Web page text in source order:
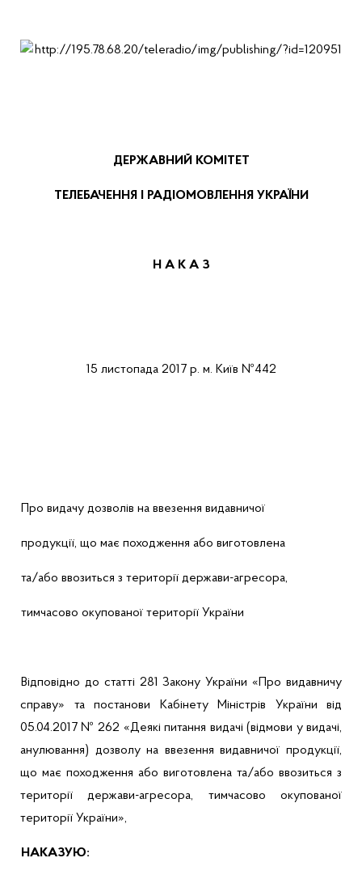
ДЕРЖАВНИЙ КОМІТЕТ
ТЕЛЕБАЧЕННЯ І РАДІОМОВЛЕННЯ УКРАЇНИ
Н А К А З
15 листопада 2017 р. м. Київ №442
Про видачу дозволів на ввезення видавничої
продукції, що має походження або виготовлена
та/або ввозиться з території держави-агресора,
тимчасово окупованої території України
Відповідно до статті 281 Закону України «Провидавничу
справу» та постанови
Кабінету Міністрів України
від
05.04.2017 № 262 «Деякі питання видачі (відмови увидачі,
анулювання) дозволуна ввезення видавничої продукції,
що має походження або виготовлена та/або ввозиться з
території
держави-агресора, тимчасово
окупованої
території України»,
НАКАЗУЮ: